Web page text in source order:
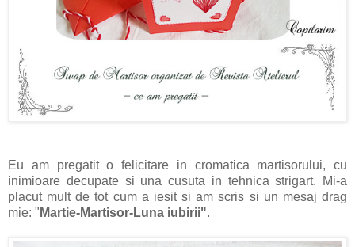
Eu am pregatit o felicitare in cromatica martisorului, cu
inimioare decupate si una cusuta in tehnica strigart. Mi-a
placut mult de tot cum a iesit si am scris si un mesaj drag
mie: " Martie-Martisor-Luna iubirii".